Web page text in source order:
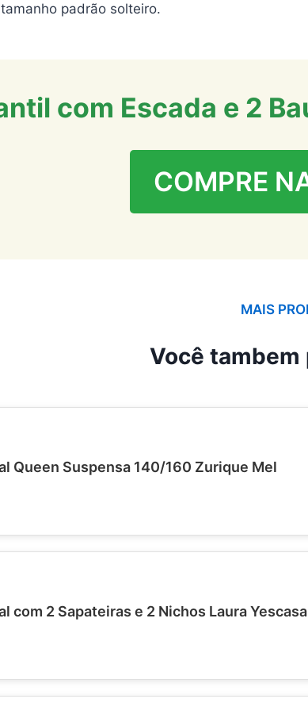
padrão solteiro.
com Escada e 2
COMPRE
MAIS
Você
Queen Suspensa 140/160 Zurique Mel
com 2 Sapateiras e 2 Nichos Laura